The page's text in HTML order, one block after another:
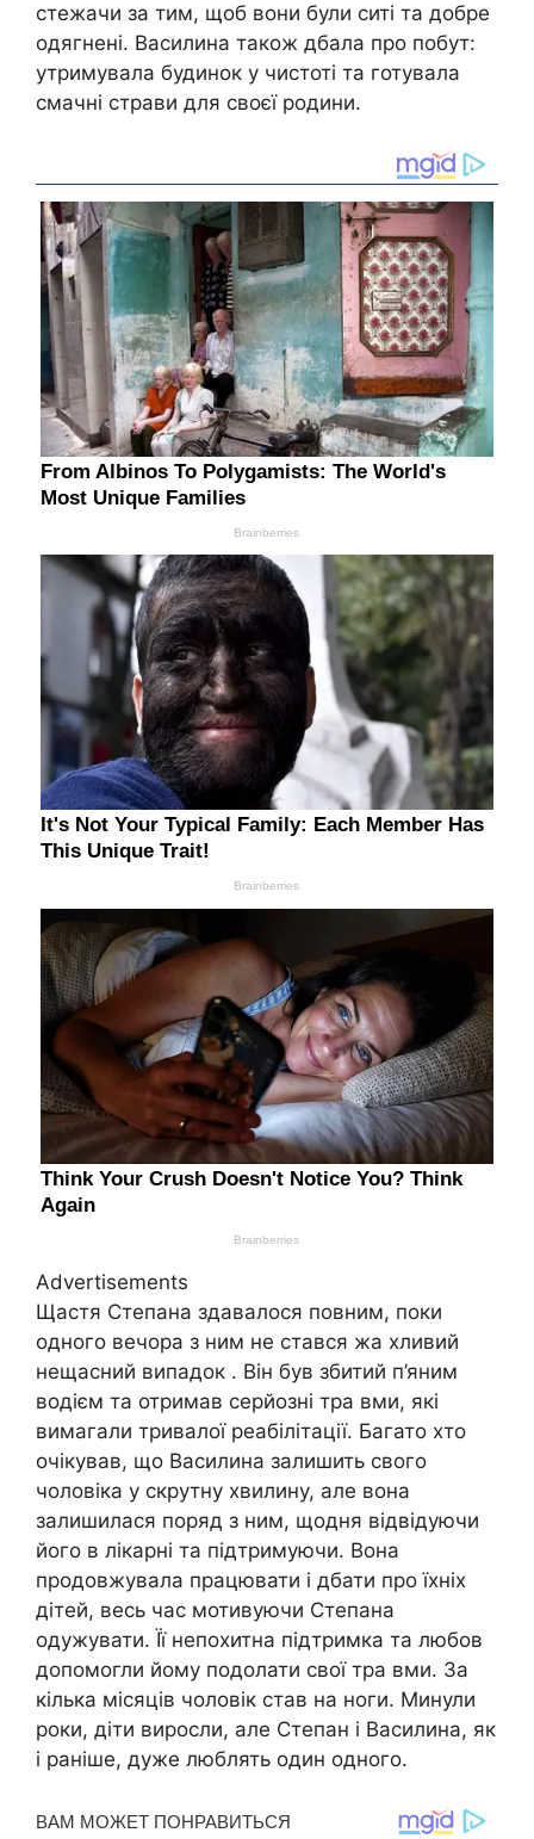
стежачи за тим, щоб вони були ситі та добре
одягнені. Василина також дбала про побут:
утримувала будинок у чистоті та готувала
смачні страви для своєї родини.
Advertisements
Щастя Степана здавалося повним, поки
одного вечора з ним не стався жа хливий
нещасний випадок . Він був збитий п’яним
водієм та отримав серйозні тра вми, які
вимагали тривалої реабілітації. Багато хто
очікував, що Василина залишить свого
чоловіка у скрутну хвилину, але вона
залишилася поряд з ним, щодня відвідуючи
його в лікарні та підтримуючи. Вона
продовжувала працювати і дбати про їхніх
дітей, весь час мотивуючи Степана
одужувати. Її непохитна підтримка та любов
допомогли йому подолати свої тра вми. За
кілька місяців чоловік став на ноги. Минули
роки, діти виросли, але Степан і Василина, як
і раніше, дуже люблять один одного.